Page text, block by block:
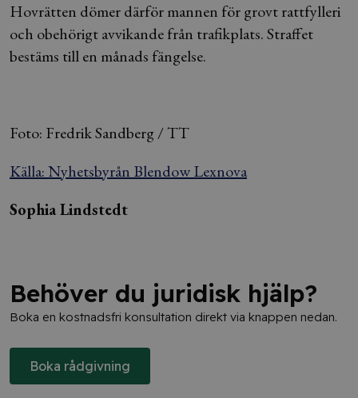
Hovrätten dömer därför mannen för grovt rattfylleri
och obehörigt avvikande från trafikplats. Straffet
bestäms till en månads fängelse.
Foto: Fredrik Sandberg / TT
Källa: Nyhetsbyrån Blendow Lexnova
Sophia Lindstedt
Behöver du juridisk hjälp?
Boka en kostnadsfri konsultation direkt via knappen nedan.
Boka rådgivning